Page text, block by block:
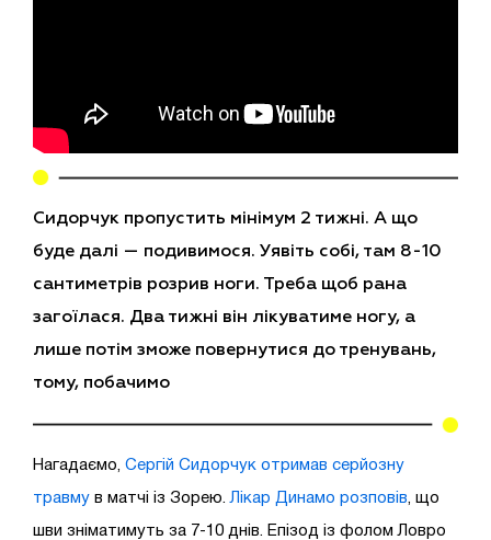
Сидорчук пропустить мінімум 2 тижні. А що
буде далі — подивимося. Уявіть собі, там 8-10
сантиметрів розрив ноги. Треба щоб рана
загоїлася. Два тижні він лікуватиме ногу, а
лише потім зможе повернутися до тренувань,
тому, побачимо
Нагадаємо, Сергій Сидорчук отримав серйозну
травму в матчі із Зорею. Лікар Динамо розповів , що
шви зніматимуть за 7-10 днів. Епізод із фолом Ловро